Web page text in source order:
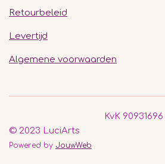
Retourbeleid
Levertijd
Algemene voorwaarden
KvK 90931696
© 2023 LuciArts
Powered by JouwWeb